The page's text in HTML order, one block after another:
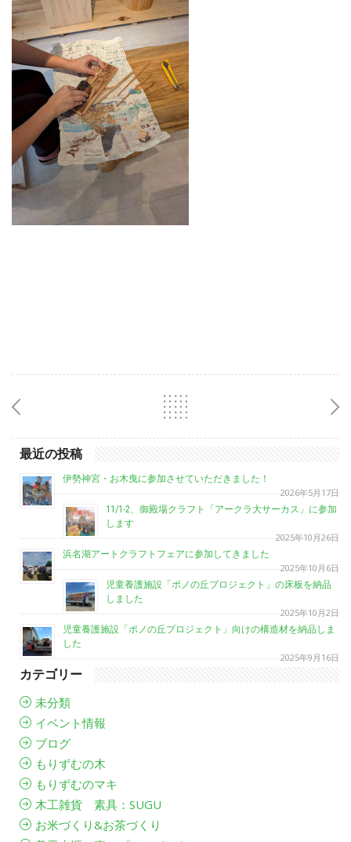
最近の投稿
伊勢神宮・お木曳に参加させていただきました！
2026年5月17日
11/1-2、御殿場クラフト「アークラ大サーカス」に参加
します
2025年10月26日
浜名湖アートクラフトフェアに参加してきました
2025年10月6日
児童養護施設「ポノの丘プロジェクト」の床板を納品
しました
2025年10月2日
児童養護施設「ポノの丘プロジェクト」向けの構造材を納品しま
した
2025年9月16日
カテゴリー
未分類
イベント情報
ブログ
もりずむの木
もりずむのマキ
木工雑貨 素具：SUGU
お米づくり&お茶づくり